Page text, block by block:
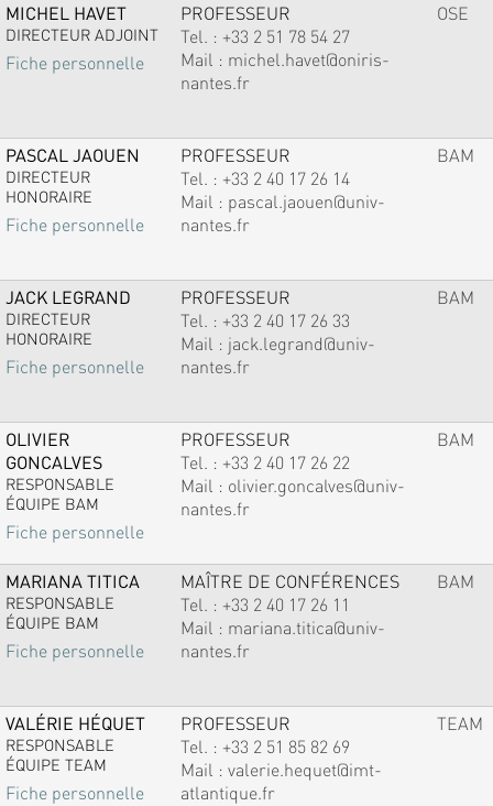
MICHEL HAVET
DIRECTEUR ADJOINT
Fiche personnelle
PROFESSEUR
Tel. : +33 2 51 78 54 27
Mail : michel.havet@oniris-
nantes.fr
OSE
PASCAL JAOUEN
DIRECTEUR
HONORAIRE
Fiche personnelle
PROFESSEUR
Tel. : +33 2 40 17 26 14
Mail : pascal.jaouen@univ-
nantes.fr
BAM
JACK LEGRAND
DIRECTEUR
HONORAIRE
Fiche personnelle
PROFESSEUR
Tel. : +33 2 40 17 26 33
Mail : jack.legrand@univ-
nantes.fr
BAM
OLIVIER
GONCALVES
RESPONSABLE
ÉQUIPE BAM
Fiche personnelle
PROFESSEUR
Tel. : +33 2 40 17 26 22
Mail : olivier.goncalves@univ-
nantes.fr
BAM
MARIANA TITICA
RESPONSABLE
ÉQUIPE BAM
Fiche personnelle
MAÎTRE DE CONFÉRENCES
Tel. : +33 2 40 17 26 11
Mail : mariana.titica@univ-
nantes.fr
BAM
VALÉRIE HÉQUET
RESPONSABLE
ÉQUIPE TEAM
Fiche personnelle
PROFESSEUR
Tel. : +33 2 51 85 82 69
Mail : valerie.hequet@imt-
atlantique.fr
TEAM